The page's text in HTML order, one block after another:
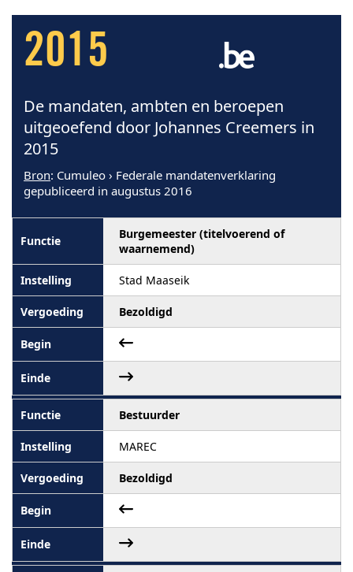
2015
De mandaten, ambten en beroepen
uitgeoefend door Johannes Creemers in
2015
Bron: Cumuleo › Federale mandatenverklaring
gepubliceerd in augustus 2016
Burgemeester (titelvoerend of
waarnemend)
Stad Maaseik
Bezoldigd
Bestuurder
MAREC
Bezoldigd